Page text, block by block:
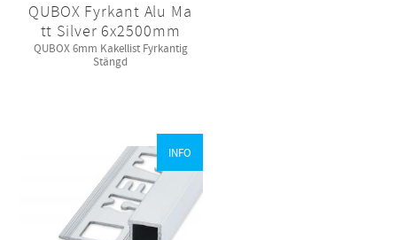
QUBOX Fyrkant Alu Ma
tt Silver 6x2500mm
QUBOX 6mm Kakellist Fyrkantig
Stängd
INFO